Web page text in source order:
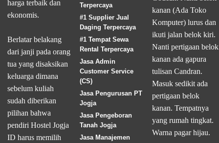
harga terbaik dan
ekonomis.
Berlatar belakang
dari janji pada orang
tua yang disaksikan
keluarga dimana
sebelum kuliah
sudah diberikan
pilihan bahwa
pendiri Hostel Jogja
ID harus memilih
Terpercaya
#1 Supplier Jual
Daging Terpercaya
#1 Tempat Sewa
Rental Terpercaya
Jasa Admin
Customer Service
(CS)
Jasa Pengurusan PT
Jogja
Jasa Pengeboran
Tanah Jogja
Jasa Manajemen
kanan (Ada Toko
Komputer) lurus dan
ikuti jalan belok kiri.
Nanti pertigaan belok
kanan ada gapura
tulisan Candran.
Masuk sedikit ada
pertigaan belok
kanan. Tempatnya
yang rumah tingkat.
Warna pagar hijau.